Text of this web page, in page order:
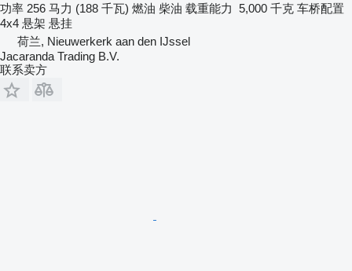
功率 256 马力 (188 千瓦) 燃油 柴油 载重能力 5,000 千克 车桥配置
4x4 悬架 悬挂
荷兰, Nieuwerkerk aan den IJssel
Jacaranda Trading B.V.
联系卖方